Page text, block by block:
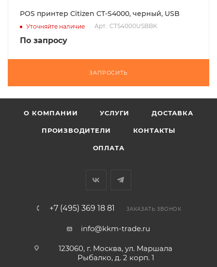
POS принтер Citizen CT-S4000, черный, USB
Уточняйте наличие Арт.: CTS4000USBBK
По запросу
ЗАПРОСИТЬ
О КОМПАНИИ УСЛУГИ ДОСТАВКА
ПРОИЗВОДИТЕЛИ КОНТАКТЫ
ОПЛАТА
+7 (495) 369 18 81 ЗАКАЗАТЬ ЗВОНОК
info@kkm-trade.ru
123060, г. Москва, ул. Маршала
Рыбалко, д. 2 корп. 1